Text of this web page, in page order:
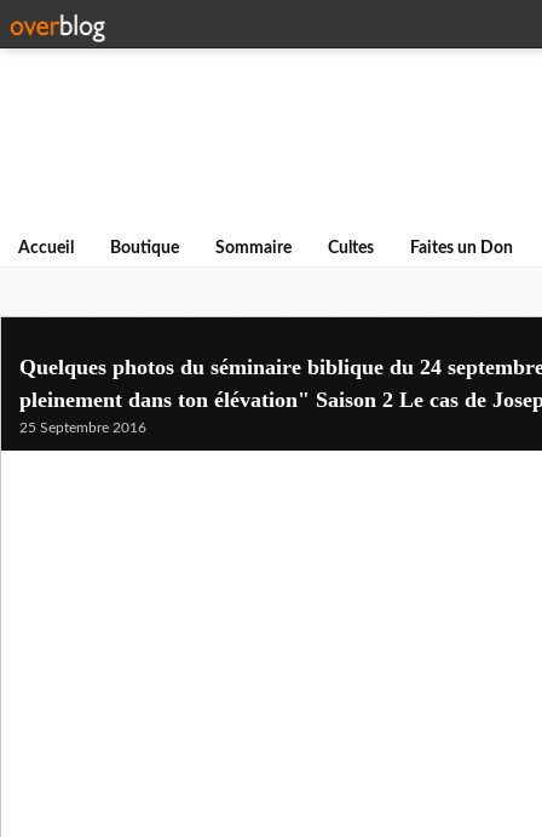
Accueil Boutique Sommaire Cultes Faites un Don
Quelques photos du séminaire biblique du 24
pleinement dans ton élévation" Saison 2 Le cas de
25 Septembre 2016